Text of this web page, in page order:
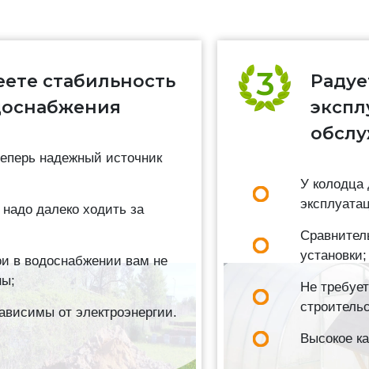
стабильность
надежный источник
далеко ходить за
в водоснабжении вам не
от электроэнергии.
У колодца
установки;
Не
Высокое